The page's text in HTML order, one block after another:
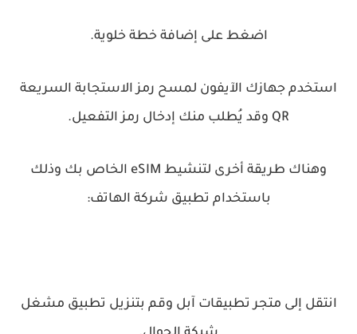
اضغط على إضافة خطة خلوية.
استخدم جهازك الآيفون لمسح رمز الاستجابة السريعة
QR وقد يُطلب منك إدخال رمز التفعيل.
وهناك طريقة أخرى لتنشيط eSIM الخاص بك وذلك
باستخدام تطبيق شركة الهاتف:
انتقل إلى متجر تطبيقات آبل وقم بتنزيل تطبيق مشغل